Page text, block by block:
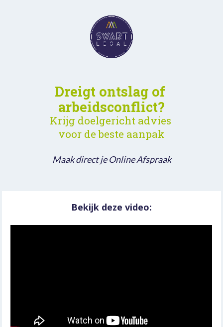
Dreigt ontslag of
arbeidsconflict?
Krijg doelgericht advies
voor de beste aanpak
Maak direct je Online Afspraak
Bekijk deze video: